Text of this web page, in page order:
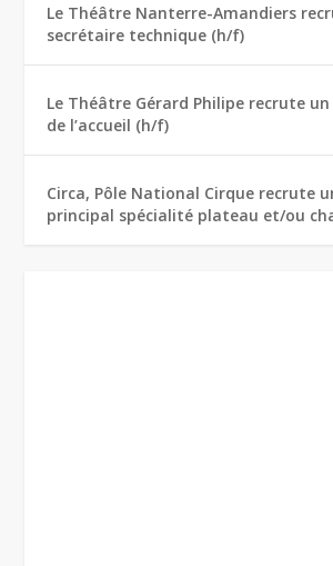
Le Théâtre Nanterre-Amandiers
secrétaire technique (h/f)
Le Théâtre Gérard Philipe recrute
de l’accueil (h/f)
Circa, Pôle National Cirque recrute
principal spécialité plateau et/ou